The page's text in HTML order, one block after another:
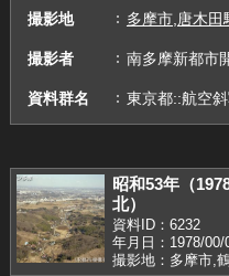
撮影地 多摩市,唐木田
撮影者 南多摩新都市
資料群名 東京都::航空
昭和53年（
北）
資料ID：6232
年月日：1978/00/
撮影地：多摩市,